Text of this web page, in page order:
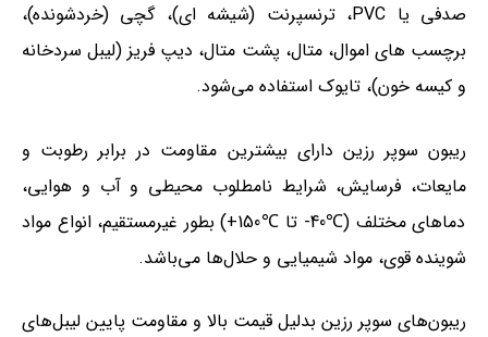
صدفی یا PVC، ترنسپرنت (شیشه ای)، گچی (خردشونده)،
برچسب های اموال، متال، پشت متال، دیپ فریز (لیبل سردخانه
و کیسه خون)، تایوک استفاده می‌شود.
ریبون سوپر رزین دارای بیشترین مقاومت در برابر رطوبت و
مایعات، فرسایش، شرایط نامطلوب محیطی و آب و هوایی،
دماهای مختلف (℃40- تا ℃150+) بطور غیرمستقیم، انواع مواد
شوینده قوی، مواد شیمیایی و حلال‌ها می‌باشد.
ریبون‌های سوپر رزین بدلیل قیمت بالا و مقاومت پایین لیبل‌های